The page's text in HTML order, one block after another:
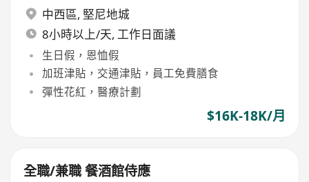
中西區, 堅尼地城
8小時以上/天, 工作日面議
生日假，恩恤假
加班津貼，交通津貼，員工免費膳食
彈性花紅，醫療計劃
$16K-18K/月
全職/兼職 餐酒館侍應